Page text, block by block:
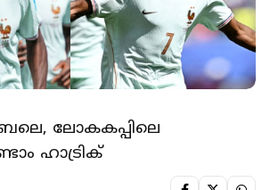
ലോകകപ്പിലെ
ഹാട്രിക്